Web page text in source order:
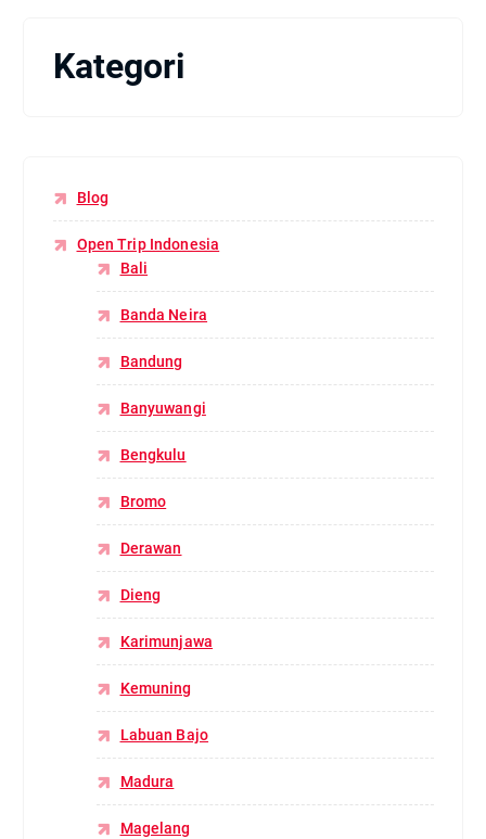
Kategori
Blog
Open Trip Indonesia
Bali
Banda Neira
Bandung
Banyuwangi
Bengkulu
Bromo
Derawan
Dieng
Karimunjawa
Kemuning
Labuan Bajo
Madura
Magelang